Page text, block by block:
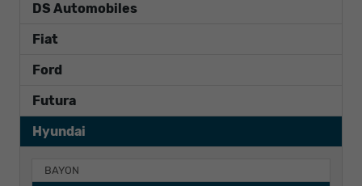
DS Automobiles
Fiat
Ford
Futura
Hyundai
BAYON